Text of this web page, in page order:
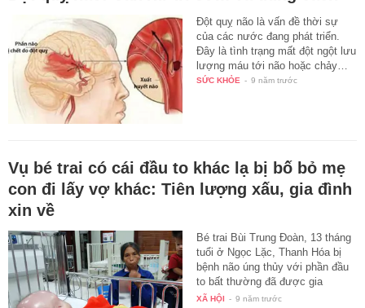
Đột quỵ não là vấn đề thời sự
của các nước đang phát triển.
Đây là tình trạng mất đột ngột lưu
lượng máu tới não hoặc chảy…
SỨC KHỎE - 9 năm trước
Vụ bé trai có cái đầu to khác lạ bị bố bỏ mẹ
con đi lấy vợ khác: Tiên lượng xấu, gia đình
xin về
Bé trai Bùi Trung Đoàn, 13 tháng
tuổi ở Ngọc Lặc, Thanh Hóa bị
bệnh não úng thủy với phần đầu
to bất thường đã được gia
đình…
XÃ HỘI - 9 năm trước